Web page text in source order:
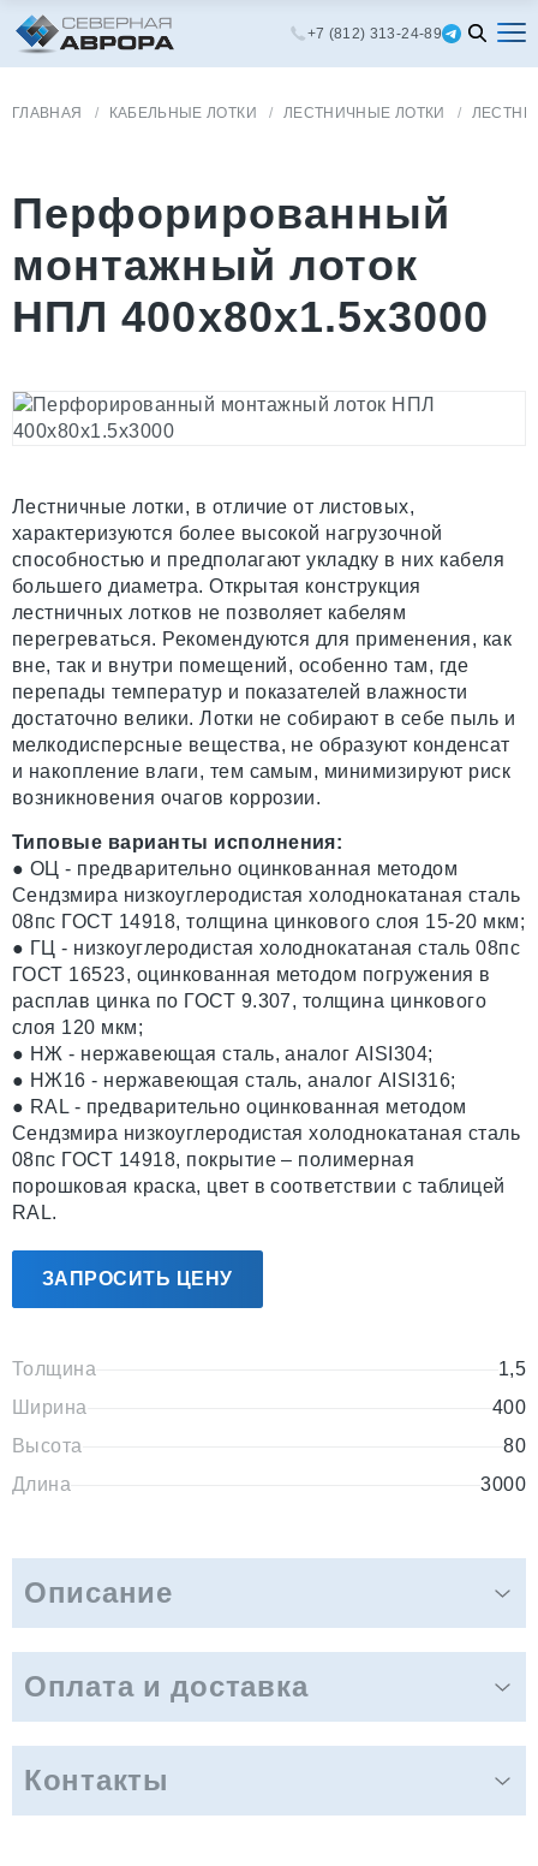
+7 (812) 313-24-89
ГЛАВНАЯ КАБЕЛЬНЫЕ ЛОТКИ ЛЕСТНИЧНЫЕ ЛОТКИ
Перфорированный
монтажный лоток
НПЛ 400x80х1.5х3000
Лестничные лотки, в отличие от листовых,
характеризуются более высокой нагрузочной
способностью и предполагают укладку в них кабеля
большего диаметра. Открытая конструкция
лестничных лотков не позволяет кабелям
перегреваться. Рекомендуются для применения, как
вне, так и внутри помещений, особенно там, где
перепады температур и показателей влажности
достаточно велики. Лотки не собирают в себе пыль и
мелкодисперсные вещества, не образуют конденсат
и накопление влаги, тем самым, минимизируют риск
возникновения очагов коррозии.
Типовые варианты исполнения:
● ОЦ - предварительно оцинкованная методом
Сендзмира низкоуглеродистая холоднокатаная сталь
08пс ГОСТ 14918, толщина цинкового слоя 15-20 мкм;
● ГЦ - низкоуглеродистая холоднокатаная сталь 08пс
ГОСТ 16523, оцинкованная методом погружения в
расплав цинка по ГОСТ 9.307, толщина цинкового
слоя 120 мкм;
● НЖ - нержавеющая сталь, аналог AISI304;
● НЖ16 - нержавеющая сталь, аналог AISI316;
● RAL - предварительно оцинкованная методом
Сендзмира низкоуглеродистая холоднокатаная сталь
08пс ГОСТ 14918, покрытие – полимерная
порошковая краска, цвет в соответствии с таблицей
RAL.
ЗАПРОСИТЬ ЦЕНУ
Толщина
1,5
Ширина
400
Высота
80
Длина
3000
Описание
Оплата и доставка
Контакты